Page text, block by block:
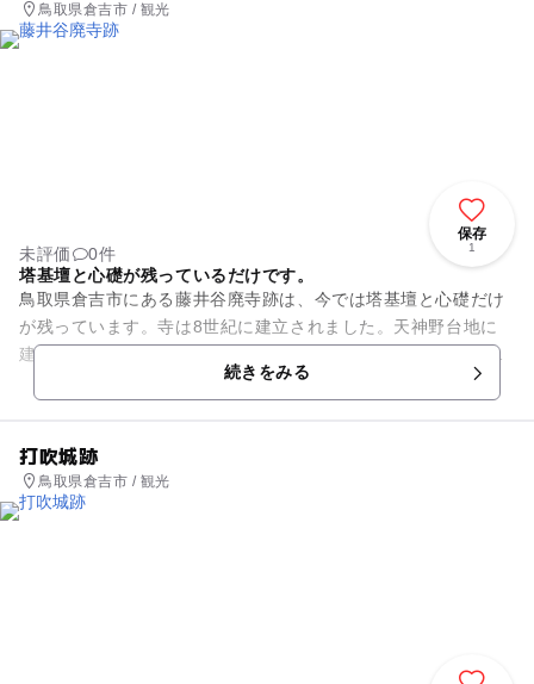
鳥取県倉吉市 / 観光
保存
1
未評価
0件
塔基壇と心礎が残っているだけです。
鳥取県倉吉市にある藤井谷廃寺跡は、今では塔基壇と心礎だけ
が残っています。寺は8世紀に建立されました。天神野台地に
建てられたと言われています。記録によると、江戸時代であっ
た1734年には礎石建物な...続きをみる
打吹城跡
鳥取県倉吉市 / 観光